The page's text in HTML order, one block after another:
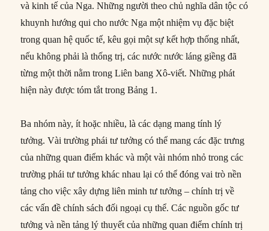
và kinh tế của Nga. Những người theo chủ nghĩa dân tộc có
khuynh hướng qui cho nước Nga một nhiệm vụ đặc biệt
trong quan hệ quốc tế, kêu gọi một sự kết hợp thống nhất,
nếu không phải là thống trị, các nước nước láng giềng đã
từng một thời nằm trong Liên bang Xô-viết. Những phát
hiện này được tóm tắt trong Bảng 1.
Ba nhóm này, ít hoặc nhiều, là các dạng mang tính lý
tưởng. Vài trường phái tư tưởng có thể mang các đặc trưng
của những quan điểm khác và một vài nhóm nhỏ trong các
trường phái tư tưởng khác nhau lại có thể đóng vai trò nền
tảng cho việc xây dựng liên minh tư tưởng – chính trị về
các vấn đề chính sách đối ngoại cụ thể. Các nguồn gốc tư
tưởng và nền tảng lý thuyết của những quan điểm chính trị